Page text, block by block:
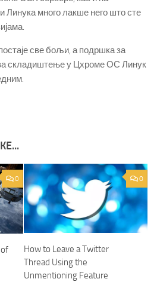
много лакше него што сте
све бољи, а подршка за
складиштење у Цхроме ОС Линук
0 0
How to Leave a Twitter
Thread Using the
Unmentioning Feature